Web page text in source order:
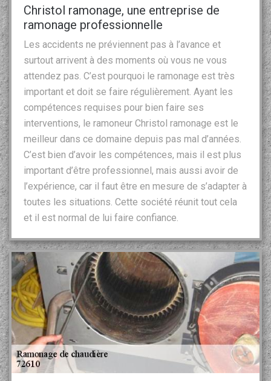
Christol ramonage, une entreprise de
ramonage professionnelle
Les accidents ne préviennent pas à l’avance et
surtout arrivent à des moments où vous ne vous
attendez pas. C’est pourquoi le ramonage est très
important et doit se faire régulièrement. Ayant les
compétences requises pour bien faire ses
interventions, le ramoneur Christol ramonage est le
meilleur dans ce domaine depuis pas mal d’années.
C’est bien d’avoir les compétences, mais il est plus
important d’être professionnel, mais aussi avoir de
l’expérience, car il faut être en mesure de s’adapter à
toutes les situations. Cette société réunit tout cela
et il est normal de lui faire confiance.